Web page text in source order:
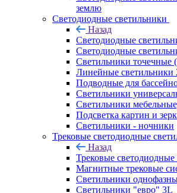
землю
Светодиодные светильники
Назад
Светодиодные
Светодиодные
Светильники точечные
Линейные светильники
Подводные для
Светильники
Светильники
Подсветка картин и
Светильники - ночники
Трековые светодиодные
Назад
Трековые светодиодные
Магнитные трековые
Светильники
Светильники "евро" 3L